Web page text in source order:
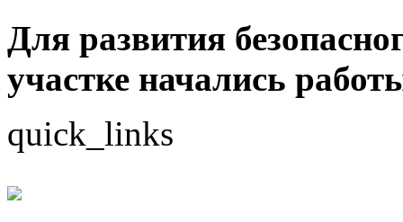
Для развития
участке начались
quick_links